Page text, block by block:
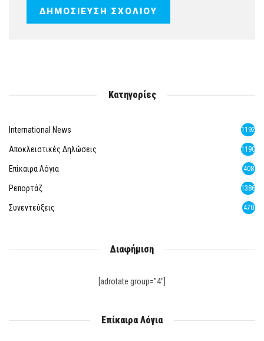
Κατηγορίες
International News 1192
Αποκλειστικές Δηλώσεις 1190
Επίκαιρα Λόγια 408
Ρεπορτάζ 1386
Συνεντεύξεις 470
Διαφήμιση
[adrotate group="4"]
Επίκαιρα Λόγια